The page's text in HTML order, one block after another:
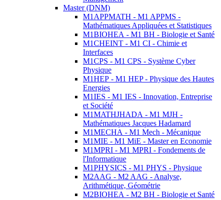
Master (DNM)
M1APPMATH - M1 APPMS -
Mathématiques Appliquées et Statistiques
M1BIOHEA - M1 BH - Biologie et Santé
M1CHEINT - M1 CI - Chimie et
Interfaces
M1CPS - M1 CPS - Système Cyber
Physique
M1HEP - M1 HEP - Physique des Hautes
Energies
M1IES - M1 IES - Innovation, Entreprise
et Société
M1MATHJHADA - M1 MJH -
Mathématiques Jacques Hadamard
M1MECHA - M1 Mech - Mécanique
M1MIE - M1 MiE - Master en Economie
M1MPRI - M1 MPRI - Fondements de
l'Informatique
M1PHYSICS - M1 PHYS - Physique
M2AAG - M2 AAG - Analyse,
Arithmétique, Géométrie
M2BIOHEA - M2 BH - Biologie et Santé